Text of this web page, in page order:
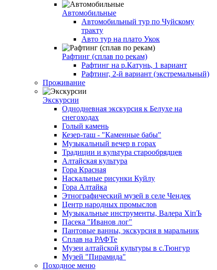
Автомобильные
Автомобильный тур по Чуйскому
тракту
Авто тур на плато Укок
Рафтинг (сплав по рекам)
Рафтинг на р.Катунь, 1 вариант
Рафтинг, 2-й вариант (экстремальный)
Проживание
Экскурсии
Однодневная экскурсия к Белухе на
снегоходах
Голый камень
Кезер-таш - "Каменные бабы"
Музыкальный вечер в горах
Традиции и культура старообрядцев
Алтайская культура
Гора Красная
Наскальные рисунки Куйлу
Гора Алтайка
Этнографический музей в селе Чендек
Центр народных промыслов
Музыкальные инструменты, Валера ХiпЪ
Пасека "Иванов лог"
Пантовые ванны, экскурсия в маральник
Сплав на РАФТе
Музеи алтайской культуры в с.Тюнгур
Музей "Пирамида"
Походное меню